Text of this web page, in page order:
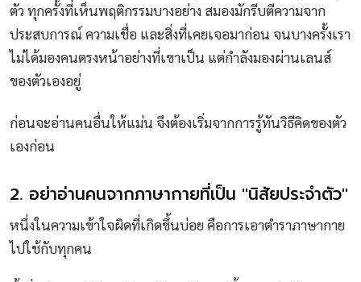
ตัว ทุกครั้งที่เห็นพฤติกรรมบางอย่าง สมองมักรีบตีความจาก
ประสบการณ์ ความเชื่อ และสิ่งที่เคยเจอมาก่อน จนบางครั้งเรา
ไม่ได้มองคนตรงหน้าอย่างที่เขาเป็น แต่กำลังมองผ่านเลนส์
ของตัวเองอยู่
ก่อนจะอ่านคนอื่นให้แม่น จึงต้องเริ่มจากการรู้ทันวิธีคิดของตัว
เองก่อน
2. อย่าอ่านคนจากภาษากายที่เป็น "นิสัยประจำตัว"
หนึ่งในความเข้าใจผิดที่เกิดขึ้นบ่อย คือการเอาตำราภาษากาย
ไปใช้กับทุกคน